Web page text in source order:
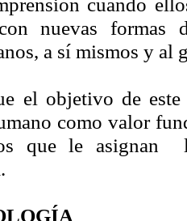
nuevas formas
a sí mismos y al
el objetivo de este
como valor
que le asignan